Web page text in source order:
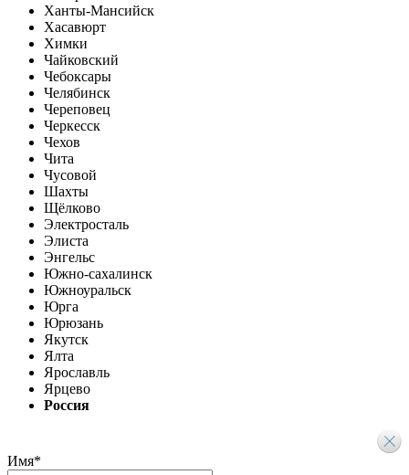
Ханты-Мансийск
Хасавюрт
Химки
Чайковский
Чебоксары
Челябинск
Череповец
Черкесск
Чехов
Чита
Чусовой
Шахты
Щёлково
Электросталь
Элиста
Энгельс
Южно-сахалинск
Южноуральск
Юрга
Юрюзань
Якутск
Ялта
Ярославль
Ярцево
Россия
Имя*